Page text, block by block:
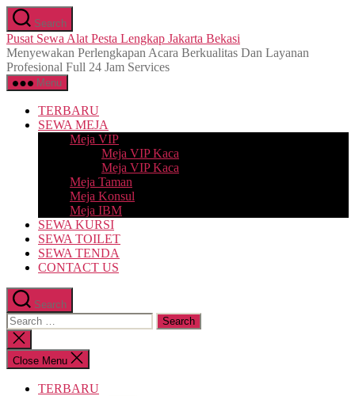
Skip
to
the
content
Search
Pusat Sewa Alat Pesta Lengkap Jakarta Bekasi
Menyewakan Perlengkapan Acara Berkualitas Dan Layanan
Profesional Full 24 Jam Services
Menu
TERBARU
SEWA MEJA
Meja VIP
Meja VIP Kaca
Meja VIP Kaca
Meja Taman
Meja Konsul
Meja IBM
SEWA KURSI
SEWA TOILET
SEWA TENDA
CONTACT US
Search
Search
for:
Close
search
Close Menu
TERBARU